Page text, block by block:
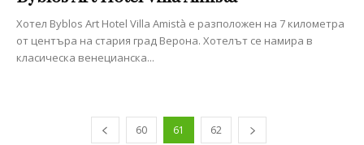
Хотел Byblos Art Hotel Villa Amistà е разположен на 7 километра
от центъра на стария град Верона. Хотелът се намира в
класическа венецианска...
60 61 62